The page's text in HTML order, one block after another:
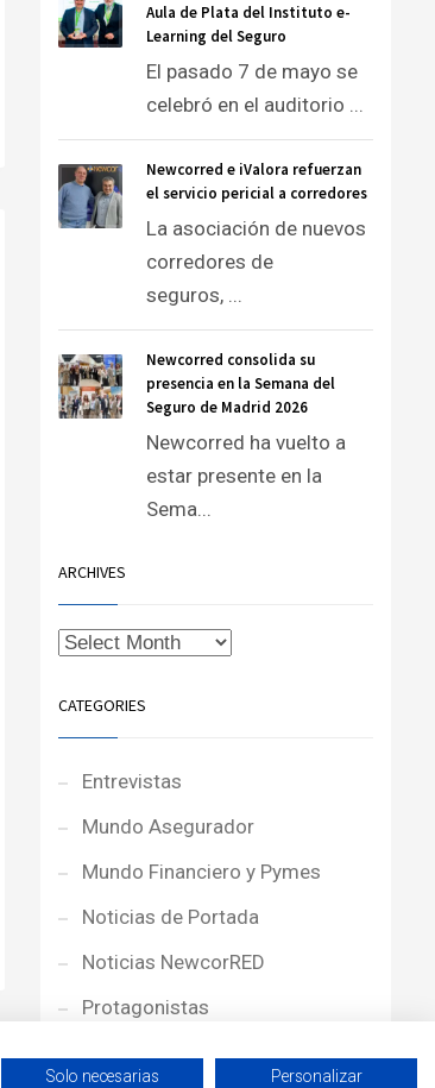
Aula de Plata del Instituto e-
Learning del Seguro
El pasado 7 de mayo se
celebró en el auditorio ...
Newcorred e iValora refuerzan
el servicio pericial a corredores
La asociación de nuevos
corredores de
seguros, ...
Newcorred consolida su
presencia en la Semana del
Seguro de Madrid 2026
Newcorred ha vuelto a
estar presente en la
Sema...
ARCHIVES
CATEGORIES
Entrevistas
Mundo Asegurador
Mundo Financiero y Pymes
Noticias de Portada
Noticias NewcorRED
Protagonistas
Reportajes
Solo necesarias Personalizar